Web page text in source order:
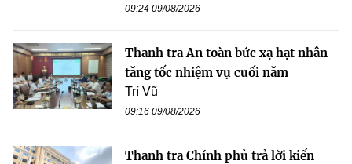
09:24 09/08/2026
Thanh tra An toàn bức xạ hạt nhân
tăng tốc nhiệm vụ cuối năm
Trí Vũ
09:16 09/08/2026
Thanh tra Chính phủ trả lời kiến